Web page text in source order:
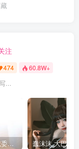
注
474 60.8W+
...
樱井宁宁cos风纪委员写真套图